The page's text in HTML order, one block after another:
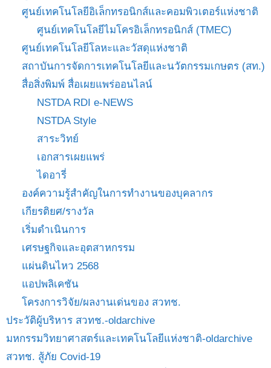
ศูนย์เทคโนโลยีอิเล็กทรอนิกส์และคอมพิวเตอร์แห่งชาติ
ศูนย์เทคโนโลยีไมโครอิเล็กทรอนิกส์ (TMEC)
ศูนย์เทคโนโลยีโลหะและวัสดุแห่งชาติ
สถาบันการจัดการเทคโนโลยีและนวัตกรรมเกษตร (สท.)
สื่อสิ่งพิมพ์ สื่อเผยแพร่ออนไลน์
NSTDA RDI e-NEWS
NSTDA Style
สาระวิทย์
เอกสารเผยแพร่
ไดอารี่
องค์ความรู้สำคัญในการทำงานของบุคลากร
เกียรติยศ/รางวัล
เริ่มดำเนินการ
เศรษฐกิจและอุตสาหกรรม
แผ่นดินไหว 2568
แอปพลิเคชัน
โครงการวิจัย/ผลงานเด่นของ สวทช.
ประวัติผู้บริหาร สวทช.-oldarchive
มหกรรมวิทยาศาสตร์และเทคโนโลยีแห่งชาติ-oldarchive
สวทช. สู้ภัย Covid-19